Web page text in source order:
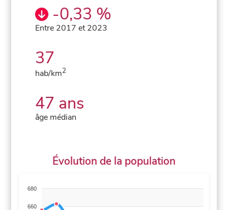
-0,33 %
Entre 2017 et 2023
37
hab/km2
47 ans
âge médian
Évolution de la population
680
660